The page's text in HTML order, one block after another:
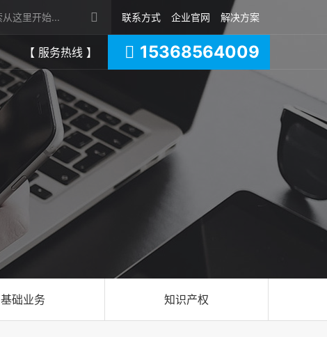
联系方式 企业官网 解决方案
【 服务热线 】 15368564009
基础业务 知识产权